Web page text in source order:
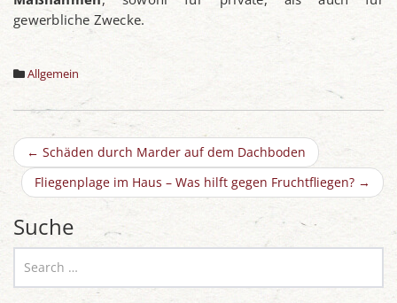
gewerbliche Zwecke.
Allgemein
← Schäden durch Marder auf dem Dachboden
Fliegenplage im Haus – Was hilft gegen Fruchtfliegen? →
Suche